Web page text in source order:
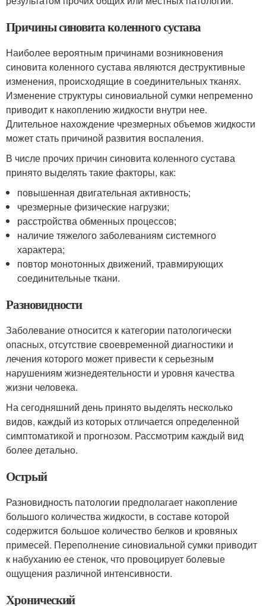
Причины синовита коленного сустава
Наиболее вероятным причинами возникновения
синовита коленного сустава являются деструктивные
изменения, происходящие в соединительных тканях.
Изменение структуры синовиальной сумки непременно
приводит к накоплению жидкости внутри нее.
Длительное нахождение чрезмерных объемов жидкости
может стать причиной развития воспаления.
В числе прочих причин синовита коленного сустава
принято выделять такие факторы, как:
повышенная двигательная активность;
чрезмерные физические нагрузки;
расстройства обменных процессов;
наличие тяжелого заболеваниям системного
характера;
повтор монотонных движений, травмирующих
соединительные ткани.
Разновидности
Заболевание относится к категории патологически
опасных, отсутствие своевременной диагностики и
лечения которого может привести к серьезным
нарушениям жизнедеятельности и уровня качества
жизни человека.
На сегодняшний день принято выделять несколько
видов, каждый из которых отличается определенной
симптоматикой и прогнозом. Рассмотрим каждый вид
более детально.
Острый
Разновидность патологии предполагает накопление
большого количества жидкости, в составе которой
содержится большое количество белков и кровяных
примесей. Переполнение синовиальной сумки приводит
к набуханию ее стенок, что провоцирует болевые
ощущения различной интенсивности.
Хронический